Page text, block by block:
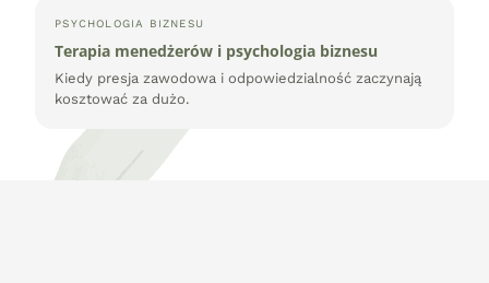
PSYCHOLOGIA BIZNESU
Terapia menedżerów i psychologia biznesu
Kiedy presja zawodowa i odpowiedzialność zaczynają
kosztować za dużo.